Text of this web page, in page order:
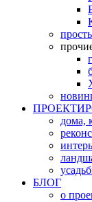
дома,
БЛОГ
о